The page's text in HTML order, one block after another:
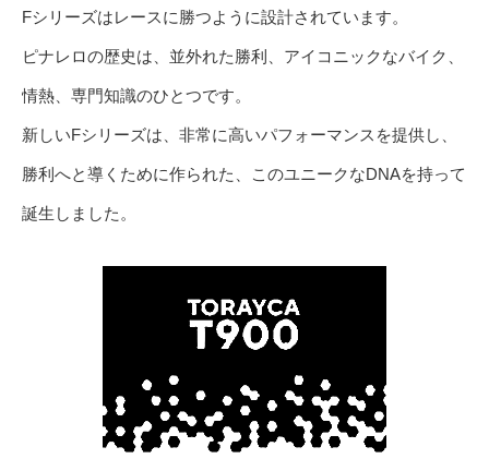
Fシリーズはレースに勝つように設計されています。
ピナレロの歴史は、並外れた勝利、アイコニックなバイク、
情熱、専門知識のひとつです。
新しいFシリーズは、非常に高いパフォーマンスを提供し、
勝利へと導くために作られた、このユニークなDNAを持って
誕生しました。